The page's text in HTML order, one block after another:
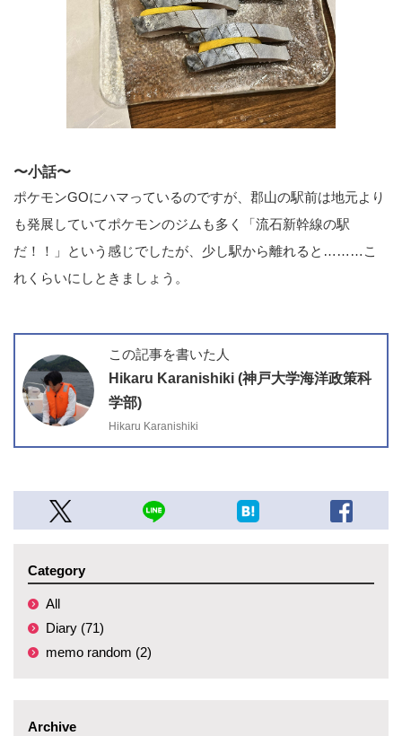
〜小話〜
ポケモンGOにハマっているのですが、郡山の駅前は地元より
も発展していてポケモンのジムも多く「流石新幹線の駅
だ！！」という感じでしたが、少し駅から離れると………こ
れくらいにしときましょう。
この記事を書いた人
Hikaru Karanishiki (神戸大学海洋政策科
学部)
Hikaru Karanishiki
Category
All
Diary (71)
memo random (2)
Archive